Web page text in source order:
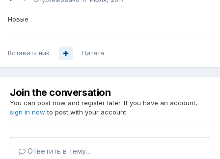
Новые
Вставить ник Цитата
Join the conversation
You can post now and register later. If you have an account,
sign in now to post with your account.
Ответить в тему...